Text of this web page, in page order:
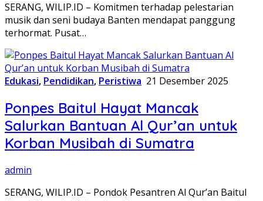
SERANG, WILIP.ID – Komitmen terhadap pelestarian
musik dan seni budaya Banten mendapat panggung
terhormat. Pusat…
Edukasi, Pendidikan, Peristiwa 21 Desember 2025
Ponpes Baitul Hayat Mancak
Salurkan Bantuan Al Qur’an untuk
Korban Musibah di Sumatra
admin
SERANG, WILIP.ID – Pondok Pesantren Al Qur’an Baitul